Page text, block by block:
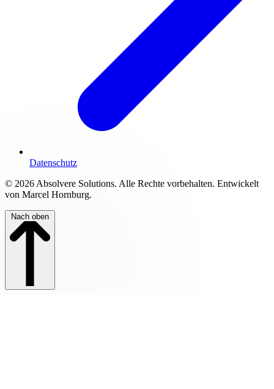
Datenschutz
© 2026 Absolvere Solutions. Alle Rechte vorbehalten. Entwickelt
von Marcel Hornburg.